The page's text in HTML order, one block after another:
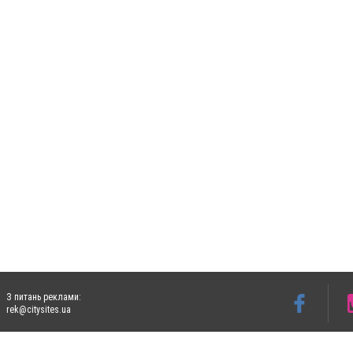
З питань реклами:
rek@citysites.ua